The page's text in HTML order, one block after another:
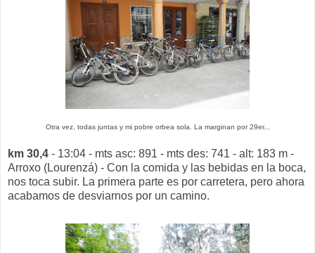
Otra vez, todas juntas y mi pobre orbea sola. La marginan por 29er...
km 30,4 - 13:04 - mts asc: 891 - mts des: 741 - alt: 183 m -
Arroxo (Lourenzá) - Con la comida y las bebidas en la boca,
nos toca subir. La primera parte es por carretera, pero ahora
acabamos de desviarnos por un camino.